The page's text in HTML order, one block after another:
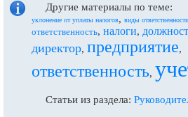
Другие материалы по теме:
уклонение от уплаты налогов, виды ответственности
ответственность, налоги,
директор, предприятие,
ответственность,
Статьи из раздела: